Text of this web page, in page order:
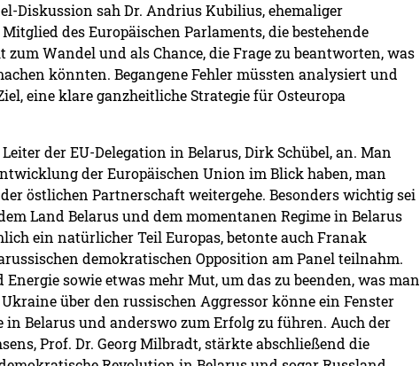
Diskussion sah Dr. Andrius Kubilius, ehemaliger
des Europäischen Parlaments, die bestehende
Wandel und als Chance, die Frage zu beantworten, was
könnten. Begangene Fehler müssten analysiert und
eine klare ganzheitliche Strategie für Osteuropa
der EU-Delegation in Belarus, Dirk Schübel, an. Man
der Europäischen Union im Blick haben, man
östlichen Partnerschaft weitergehe. Besonders wichtig sei
Land Belarus und dem momentanen Regime in Belarus
ein natürlicher Teil Europas, betonte auch Franak
demokratischen Opposition am Panel teilnahm.
sowie etwas mehr Mut, um das zu beenden, was man
über den russischen Aggressor könne ein Fenster
in Belarus und anderswo zum Erfolg zu führen. Auch der
Prof. Dr. Georg Milbradt, stärkte abschließend die